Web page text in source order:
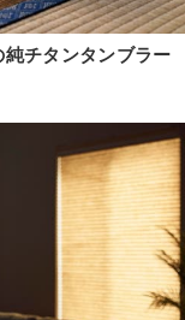
チタンタンブラー